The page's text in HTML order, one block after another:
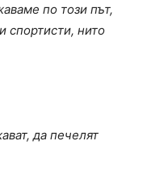
по този път,
спортисти, нито
да печелят